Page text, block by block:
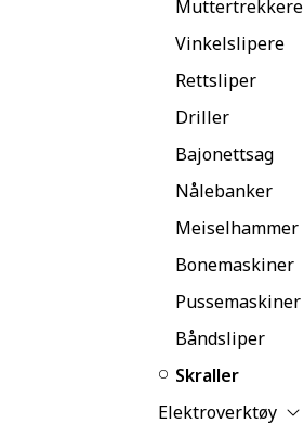
Muttertrekkere
Vinkelslipere
Rettsliper
Driller
Bajonettsag
Nålebanker
Meiselhammer
Bonemaskiner
Pussemaskiner
Båndsliper
Skraller
Elektroverktøy